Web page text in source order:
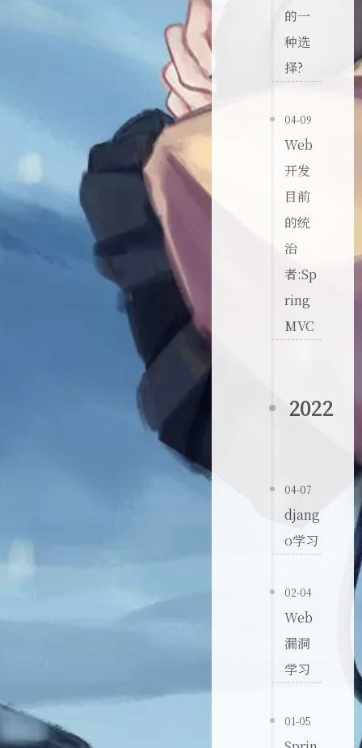
的一
种选
择?
04-09
Web
开发
目前
的统
治
者:Sp
ring
MVC
2022
04-07
djang
o学习
02-04
Web
漏洞
学习
01-05